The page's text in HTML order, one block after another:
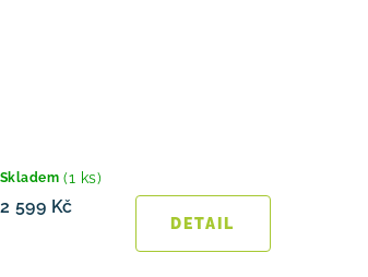
Skladem (1 ks)
2 599 Kč